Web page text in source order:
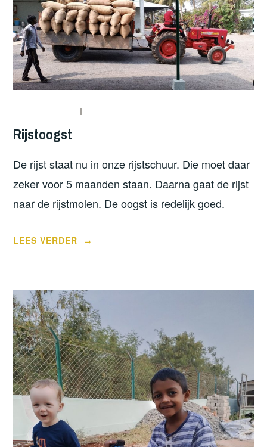
Rijstoogst
De rijst staat nu in onze rijstschuur. Die moet daar
zeker voor 5 maanden staan. Daarna gaat de rijst
naar de rijstmolen. De oogst is redelijk goed.
LEES VERDER “RIJSTOOGST”
→